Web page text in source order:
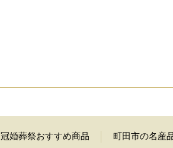
冠婚葬祭おすすめ商品 町田市の名産